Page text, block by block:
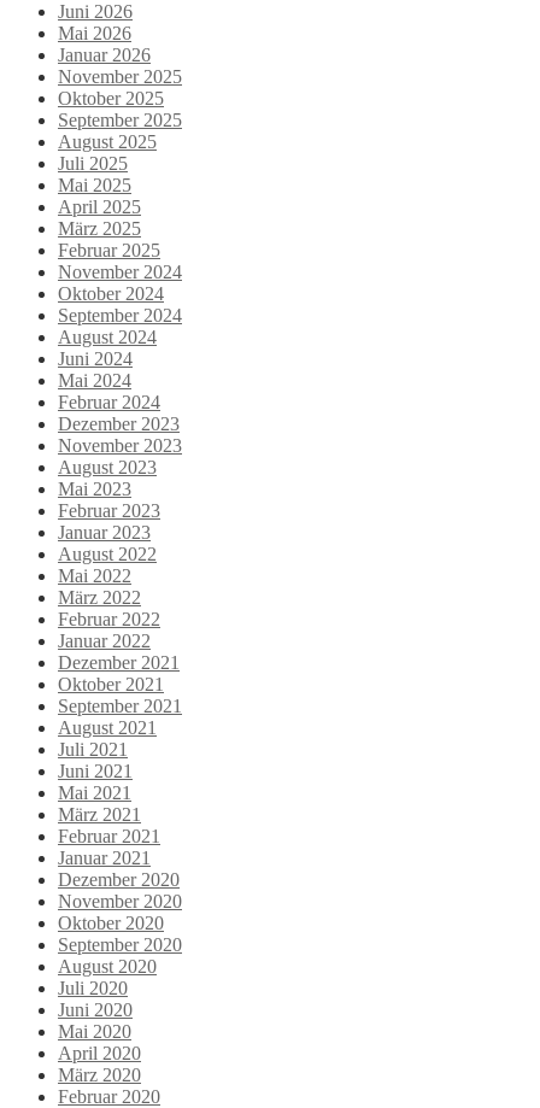
Juni 2026
Mai 2026
Januar 2026
November 2025
Oktober 2025
September 2025
August 2025
Juli 2025
Mai 2025
April 2025
März 2025
Februar 2025
November 2024
Oktober 2024
September 2024
August 2024
Juni 2024
Mai 2024
Februar 2024
Dezember 2023
November 2023
August 2023
Mai 2023
Februar 2023
Januar 2023
August 2022
Mai 2022
März 2022
Februar 2022
Januar 2022
Dezember 2021
Oktober 2021
September 2021
August 2021
Juli 2021
Juni 2021
Mai 2021
März 2021
Februar 2021
Januar 2021
Dezember 2020
November 2020
Oktober 2020
September 2020
August 2020
Juli 2020
Juni 2020
Mai 2020
April 2020
März 2020
Februar 2020